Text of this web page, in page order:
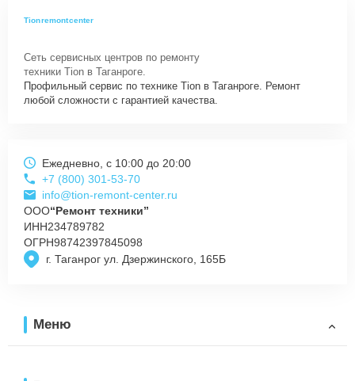
Tionremontcenter
Сеть сервисных центров по ремонту
техники Tion в Таганроге.
Профильный сервис по технике Tion в Таганроге. Ремонт
любой сложности с гарантией качества.
г. Таганрог ул. Дзержинского, 165Б
Ежедневно, с 10:00 до 20:00
+7 (800) 301-53-70
info@tion-remont-center.ru
ООО“Ремонт техники”
ИНН234789782
ОГРН98742397845098
Меню